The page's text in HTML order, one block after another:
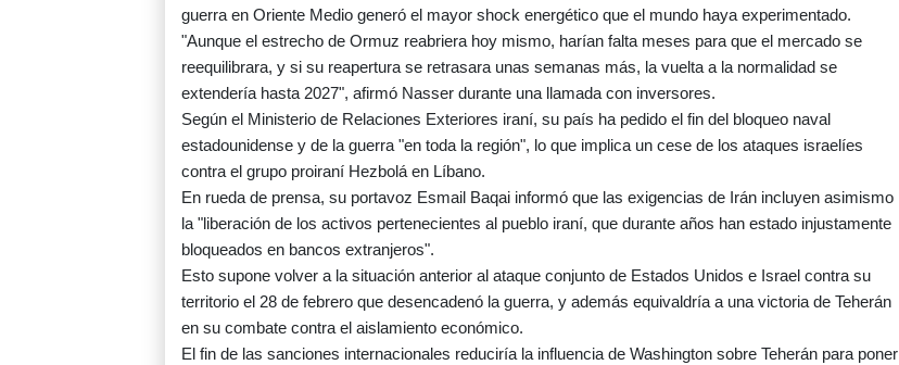
guerra en Oriente Medio generó el mayor shock energético que el mundo haya experimentado.
"Aunque el estrecho de Ormuz reabriera hoy mismo, harían falta meses para que el mercado se
reequilibrara, y si su reapertura se retrasara unas semanas más, la vuelta a la normalidad se
extendería hasta 2027", afirmó Nasser durante una llamada con inversores.
Según el Ministerio de Relaciones Exteriores iraní, su país ha pedido el fin del bloqueo naval
estadounidense y de la guerra "en toda la región", lo que implica un cese de los ataques israelíes
contra el grupo proiraní Hezbolá en Líbano.
En rueda de prensa, su portavoz Esmail Baqai informó que las exigencias de Irán incluyen asimismo
la "liberación de los activos pertenecientes al pueblo iraní, que durante años han estado injustamente
bloqueados en bancos extranjeros".
Esto supone volver a la situación anterior al ataque conjunto de Estados Unidos e Israel contra su
territorio el 28 de febrero que desencadenó la guerra, y además equivaldría a una victoria de Teherán
en su combate contra el aislamiento económico.
El fin de las sanciones internacionales reduciría la influencia de Washington sobre Teherán para poner